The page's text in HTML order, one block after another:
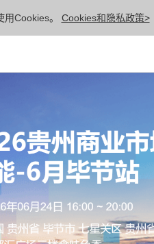
Cookies。 Cookies和隐私政策>